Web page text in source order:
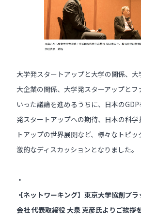
大学発スタートアップと大学の関係、
大企業の関係、大学発スターアップとフ
いった議論を進めるうちに、日本の
発スタートアップへの期待、日本の科
トアップの世界展開など、様々なトピ
激的なディスカッションとなりました。
【ネットワーキング】東京大学協創プ
会社 代表取締役 大泉 克彦氏よりご挨拶